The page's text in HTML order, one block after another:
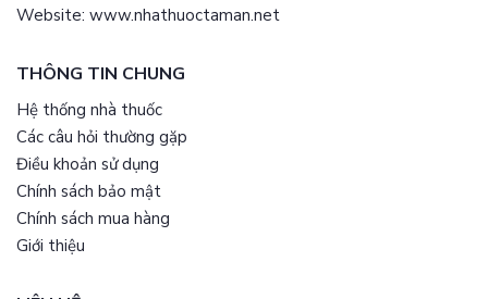
Website: www.nhathuoctaman.net
THÔNG TIN CHUNG
Hệ thống nhà thuốc
Các câu hỏi thường gặp
Điều khoản sử dụng
Chính sách bảo mật
Chính sách mua hàng
Giới thiệu